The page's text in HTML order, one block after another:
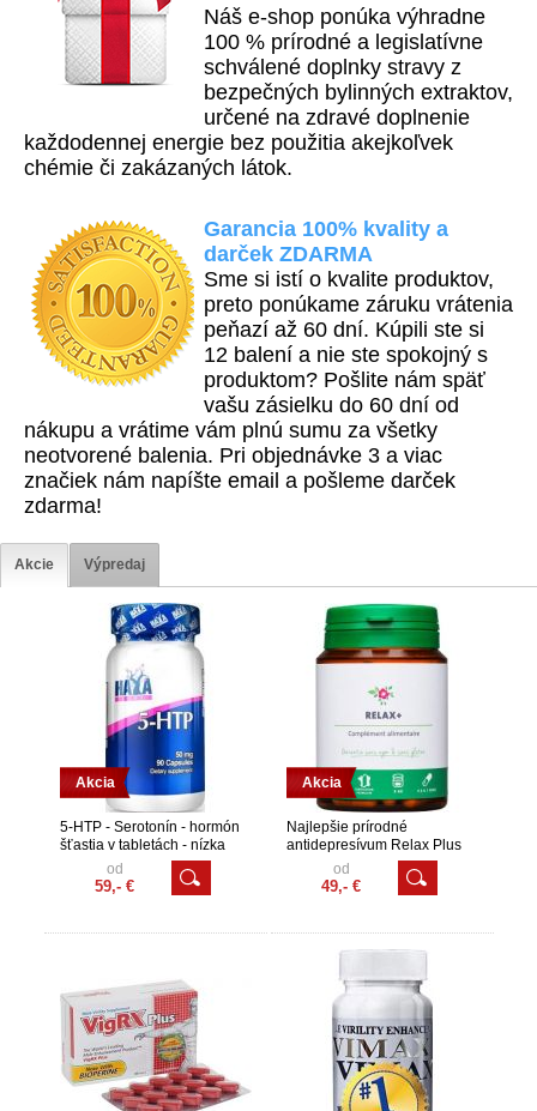
Náš e-shop ponúka výhradne
100 % prírodné a legislatívne
schválené doplnky stravy z
bezpečných bylinných extraktov,
určené na zdravé doplnenie
každodennej energie bez použitia akejkoľvek
chémie či zakázaných látok.
Garancia 100% kvality a
darček ZDARMA
Sme si istí o kvalite produktov,
preto ponúkame záruku vrátenia
peňazí až 60 dní. Kúpili ste si
12 balení a nie ste spokojný s
produktom? Pošlite nám späť
vašu zásielku do 60 dní od
nákupu a vrátime vám plnú sumu za všetky
neotvorené balenia. Pri objednávke 3 a viac
značiek nám napíšte email a pošleme darček
zdarma!
Akcie Výpredaj
Akcia
5-HTP - Serotonín - hormón
šťastia v tabletách - nízka
cena - 5 hydroxy tryptophan -
predaj
od
59,- €
Akcia
Najlepšie prírodné
antidepresívum Relax Plus
Autolux - Voľnopredajné lieky
na depresiu, stres, úzkosť
od
49,- €